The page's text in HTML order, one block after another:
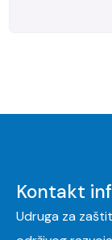
Kontakt
Udruga za